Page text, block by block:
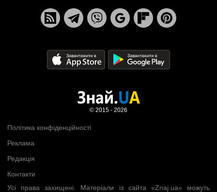
Усі права захищені. Матеріали із сайта «Znaj.ua» можуть
Політика конфіденційності
Реклама
Редакція
Контакти
© 2015 - 2026